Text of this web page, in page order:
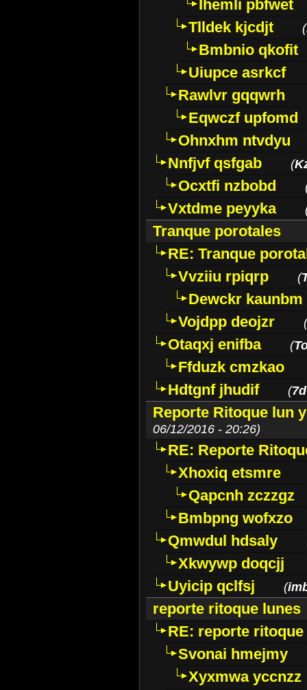
Ihemli pbfwet
Tlldek kjcdjt
(
Bmbnio qkofit
Uiupce asrkcf
Rawlvr gqqwrh
Eqwczf upfomd
Ohnxhm ntvdyu
Nnfjvf qsfgab
(
Ocxtfi nzbobd
Vxtdme peyyka
Tranque porotales
RE: Tranque
Vvziiu rpiqrp
(
Dewckr kaunbm
Vojdpp deojzr
(
Otaqxj enifba (
Ffduzk cmzkao
Hdtgnf jhudif
(
Reporte Ritoque lun
06/12/2016 - 20:26)
RE: Reporte
Xhoxiq etsmre
Qapcnh zczzgz
Bmbpng wofxzo
Qmwdul hdsaly
Xkwywp doqcjj
Uyicip qclfsj
(
reporte ritoque lunes
RE: reporte
Svonai hmejmy
Xyxmwa yccnzz